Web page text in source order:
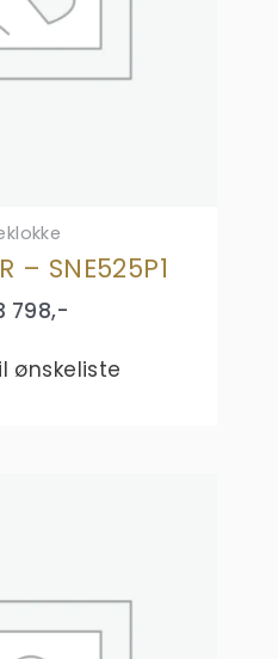
– SNE525P1
798,-
ønskeliste